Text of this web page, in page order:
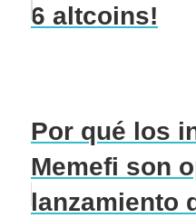
6 altcoins!
Por qué los
Memefi son
lanzamiento